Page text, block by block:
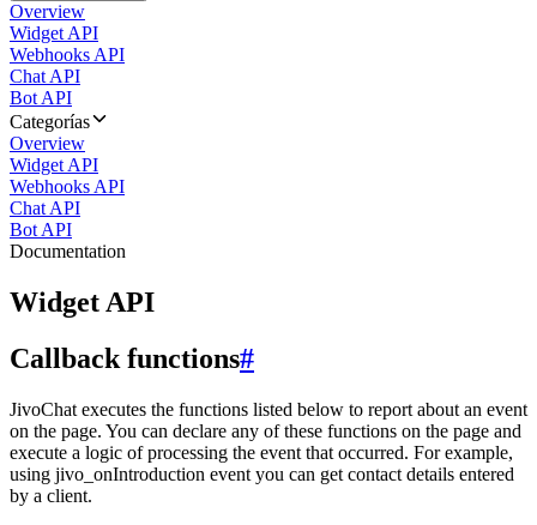
Overview
Widget API
Webhooks API
Chat API
Bot API
Categorías
Overview
Widget API
Webhooks API
Chat API
Bot API
Documentation
Widget API
Callback functions#
JivoChat executes the functions listed below to report about an event
on the page. You can declare any of these functions on the page and
execute a logic of processing the event that occurred. For example,
using jivo_onIntroduction event you can get contact details entered
by a client.